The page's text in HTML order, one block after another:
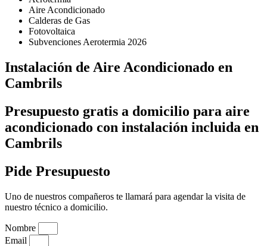
Aire Acondicionado
Calderas de Gas
Fotovoltaica
Subvenciones Aerotermia 2026
Instalación de Aire Acondicionado en
Cambrils
Presupuesto gratis a domicilio para aire
acondicionado con instalación incluida en
Cambrils
Pide Presupuesto
Uno de nuestros compañeros te llamará para agendar la visita de
nuestro técnico a domicilio.
Nombre
Email